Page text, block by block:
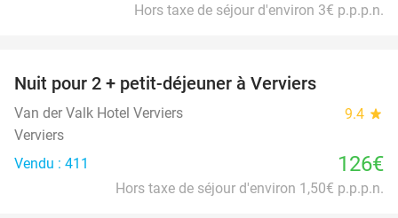
Hors taxe de séjour d'environ 3€ p.p.p.n.
Nuit pour 2 + petit-déjeuner à Verviers
Van der Valk Hotel Verviers 9.4 star
Verviers
Vendu : 411
126€
Hors taxe de séjour d'environ 1,50€ p.p.p.n.